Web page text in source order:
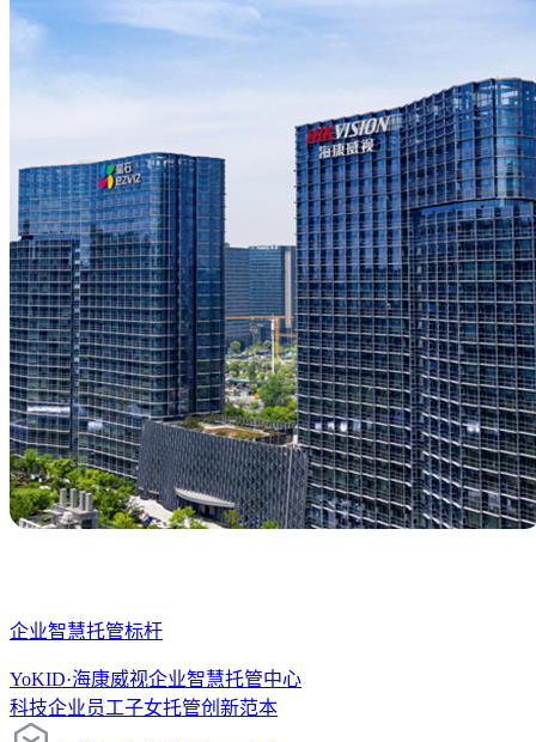
企业智慧托管标杆
YoKID·海康威视企业智慧托管中心
科技企业员工子女托管创新范本